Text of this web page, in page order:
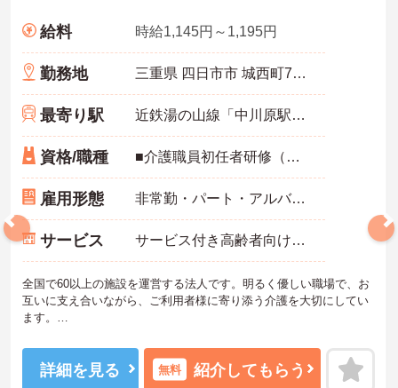
給料 時給1,145円～1,195円
勤務地 三重県 四日市市 城西町7番32号
最寄り駅 近鉄湯の山線「中川原駅」徒歩9分
資格/職種 ■介護職員初任者研修（ヘルパー2級）以上の資格をお持ちの方
雇用形態 非常勤・パート・アルバイト
サービス サービス付き高齢者向け住宅（サ高住）
全国で60以上の施設を運営する法人です。明るく優しい職場で、お
互いに支え合いながら、ご利用者様に寄り添う介護を大切にしてい
ます。
勤務出来る方を歓迎しています。
ご興味ある方には、面接対策ポイントなど、さらに詳細をお話しい
たしますのでお気軽にご相談ください！
詳細を見る 無料 紹介してもらう